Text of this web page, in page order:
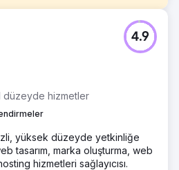
ev topluluklarının sahiplerine
için daha fazla gelir
aşamasına yoğun bir
özel, benzersiz ve amaçlı
düzeyde hizmetler
4.9
yüksek düzeyde yetkinliğe
tasarım, marka oluşturma, web
hizmetleri sağlayıcısı.